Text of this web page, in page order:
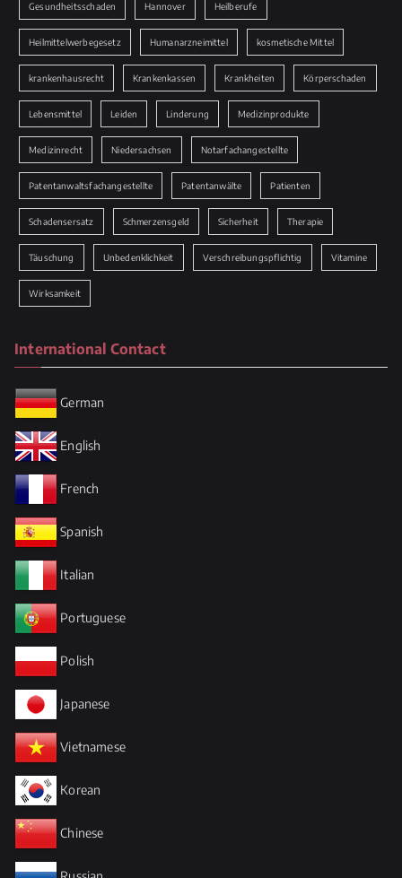
Gesundheitsschaden Hannover Heilberufe
Heilmittelwerbegesetz Humanarzneimittel kosmetische Mittel
krankenhausrecht Krankenkassen Krankheiten Körperschaden
Lebensmittel Leiden Linderung Medizinprodukte
Medizinrecht Niedersachsen Notarfachangestellte
Patentanwaltsfachangestellte Patentanwälte Patienten
Schadensersatz Schmerzensgeld Sicherheit Therapie
Täuschung Unbedenklichkeit Verschreibungspflichtig Vitamine
Wirksamkeit
International Contact
German
English
French
Spanish
Italian
Portuguese
Polish
Japanese
Vietnamese
Korean
Chinese